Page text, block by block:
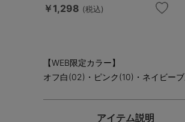
￥1,298 (税込)
【WEB限定カラー】
オフ白(02)・ピンク(10)・ネイビー
アイテム説明